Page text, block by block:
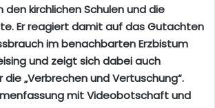
den kirchlichen Schulen und die
Er reagiert damit auf das Gutachten
im benachbarten Erzbistum
und zeigt sich dabei auch
„Verbrechen und Vertuschung“.
mit Videobotschaft und